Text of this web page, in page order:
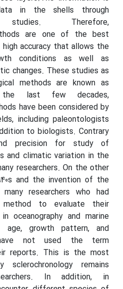
in the shells through
studies. Therefore,
are one of the best
accuracy that allows the
conditions as well as
changes. These studies as
methods are known as
the last few decades,
have been considered by
including paleontologists
to biologists. Contrary
precision for study of
and climatic variation in the
researchers. On the other
and the invention of the
many researchers who had
to evaluate their
oceanography and marine
age, growth pattern, and
not used the term
reports. This is the most
remains
In addition, in